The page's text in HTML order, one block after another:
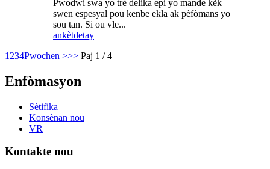
Pwodwi swa yo trè delika epi yo mande kèk
swen espesyal pou kenbe ekla ak pèfòmans yo
sou tan. Si ou vle...
ankètdetay
1 234Pwochen >>> Paj 1 / 4
Enfòmasyon
Sètifika
Konsènan nou
VR
Kontakte nou